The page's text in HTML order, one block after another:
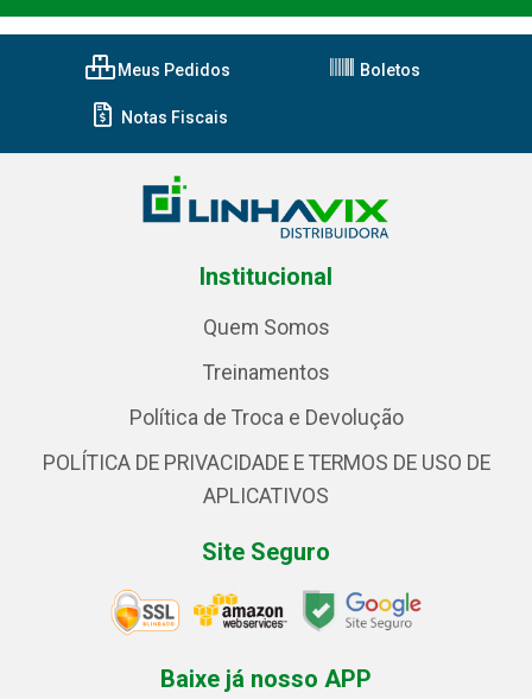
Meus Pedidos Boletos
Notas Fiscais
Institucional
Quem Somos
Treinamentos
Política de Troca e Devolução
POLÍTICA DE PRIVACIDADE E TERMOS DE USO DE
APLICATIVOS
Site Seguro
Baixe já nosso APP